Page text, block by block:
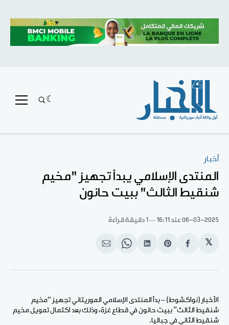
أخبار
المنتدى الإسلامي يبدأ تجهيز "مخيم
شنقيط الثالث" ببيت حانون
06-03-2025عند 16:11 1 دقيقة قراءة
𝕏
انشر
الفيسبوك
Share
Pinterest
انشر
لينكد
Share
WhatsApp
انشر
الإيميل
الأخبار (نواكشوط) – بدأ المنتدى الإسلامي الموريتاني تجهيز “مخيم
شنقيط الثالث” ببيت حانون في قطاع غزة، وذلك بعد اكتمال تمويل مخيم
شنقيط الثاني في جباليا.